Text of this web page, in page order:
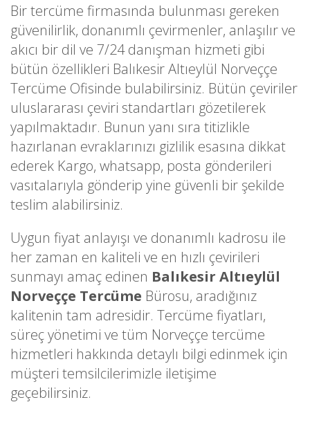
Bir tercüme firmasında bulunması gereken
güvenilirlik, donanımlı çevirmenler, anlaşılır ve
akıcı bir dil ve 7/24 danışman hizmeti gibi
bütün özellikleri Balıkesir Altıeylül Norveççe
Tercüme Ofisinde bulabilirsiniz. Bütün çeviriler
uluslararası çeviri standartları gözetilerek
yapılmaktadır. Bunun yanı sıra titizlikle
hazırlanan evraklarınızı gizlilik esasına dikkat
ederek Kargo, whatsapp, posta gönderileri
vasıtalarıyla gönderip yine güvenli bir şekilde
teslim alabilirsiniz.
Uygun fiyat anlayışı ve donanımlı kadrosu ile
her zaman en kaliteli ve en hızlı çevirileri
sunmayı amaç edinen Balıkesir Altıeylül
Norveççe Tercüme Bürosu, aradığınız
kalitenin tam adresidir. Tercüme fiyatları,
süreç yönetimi ve tüm Norveççe tercüme
hizmetleri hakkında detaylı bilgi edinmek için
müşteri temsilcilerimizle iletişime
geçebilirsiniz.